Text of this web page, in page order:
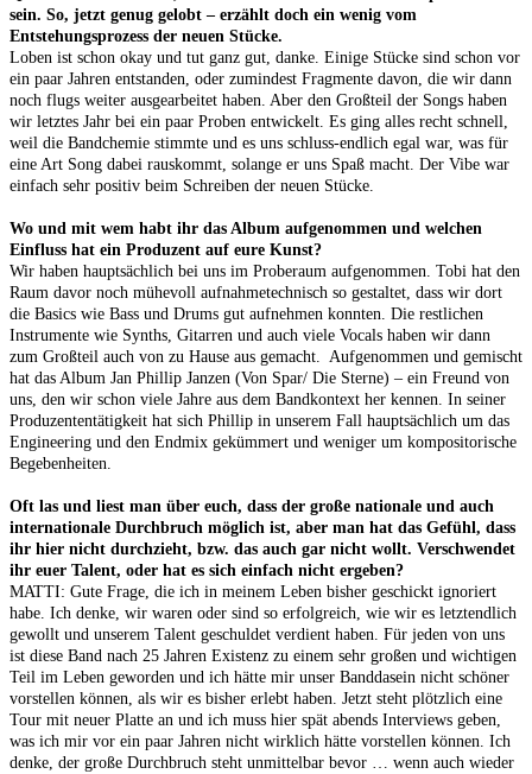
sein. So, jetzt genug gelobt – erzählt doch ein wenig vom
Entstehungsprozess der neuen Stücke.
Loben ist schon okay und tut ganz gut, danke. Einige Stücke sind schon vor
ein paar Jahren entstanden, oder zumindest Fragmente davon, die wir dann
noch flugs weiter ausgearbeitet haben. Aber den Großteil der Songs haben
wir letztes Jahr bei ein paar Proben entwickelt. Es ging alles recht schnell,
weil die Bandchemie stimmte und es uns schluss-endlich egal war, was für
eine Art Song dabei rauskommt, solange er uns Spaß macht. Der Vibe war
einfach sehr positiv beim Schreiben der neuen Stücke.
Wo und mit wem habt ihr das Album aufgenommen und welchen
Einfluss hat ein Produzent auf eure Kunst?
Wir haben hauptsächlich bei uns im Proberaum aufgenommen. Tobi hat den
Raum davor noch mühevoll aufnahmetechnisch so gestaltet, dass wir dort
die Basics wie Bass und Drums gut aufnehmen konnten. Die restlichen
Instrumente wie Synths, Gitarren und auch viele Vocals haben wir dann
zum Großteil auch von zu Hause aus gemacht. Aufgenommen und gemischt
hat das Album Jan Phillip Janzen (Von Spar/ Die Sterne) – ein Freund von
uns, den wir schon viele Jahre aus dem Bandkontext her kennen. In seiner
Produzententätigkeit hat sich Phillip in unserem Fall hauptsächlich um das
Engineering und den Endmix gekümmert und weniger um kompositorische
Begebenheiten.
Oft las und liest man über euch, dass der große nationale und auch
internationale Durchbruch möglich ist, aber man hat das Gefühl, dass
ihr hier nicht durchzieht, bzw. das auch gar nicht wollt. Verschwendet
ihr euer Talent, oder hat es sich einfach nicht ergeben?
MATTI: Gute Frage, die ich in meinem Leben bisher geschickt ignoriert
habe. Ich denke, wir waren oder sind so erfolgreich, wie wir es letztendlich
gewollt und unserem Talent geschuldet verdient haben. Für jeden von uns
ist diese Band nach 25 Jahren Existenz zu einem sehr großen und wichtigen
Teil im Leben geworden und ich hätte mir unser Banddasein nicht schöner
vorstellen können, als wir es bisher erlebt haben. Jetzt steht plötzlich eine
Tour mit neuer Platte an und ich muss hier spät abends Interviews geben,
was ich mir vor ein paar Jahren nicht wirklich hätte vorstellen können. Ich
denke, der große Durchbruch steht unmittelbar bevor … wenn auch wieder